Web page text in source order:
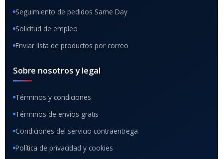
Seguimiento de pedidos Same Day
Solicitud de empleo
Enviar lista de productos por correo
Sobre nosotros y legal
Términos y condiciones
Términos de envíos gratis
Condiciones del servicio contraentrega
Política de privacidad y cookies